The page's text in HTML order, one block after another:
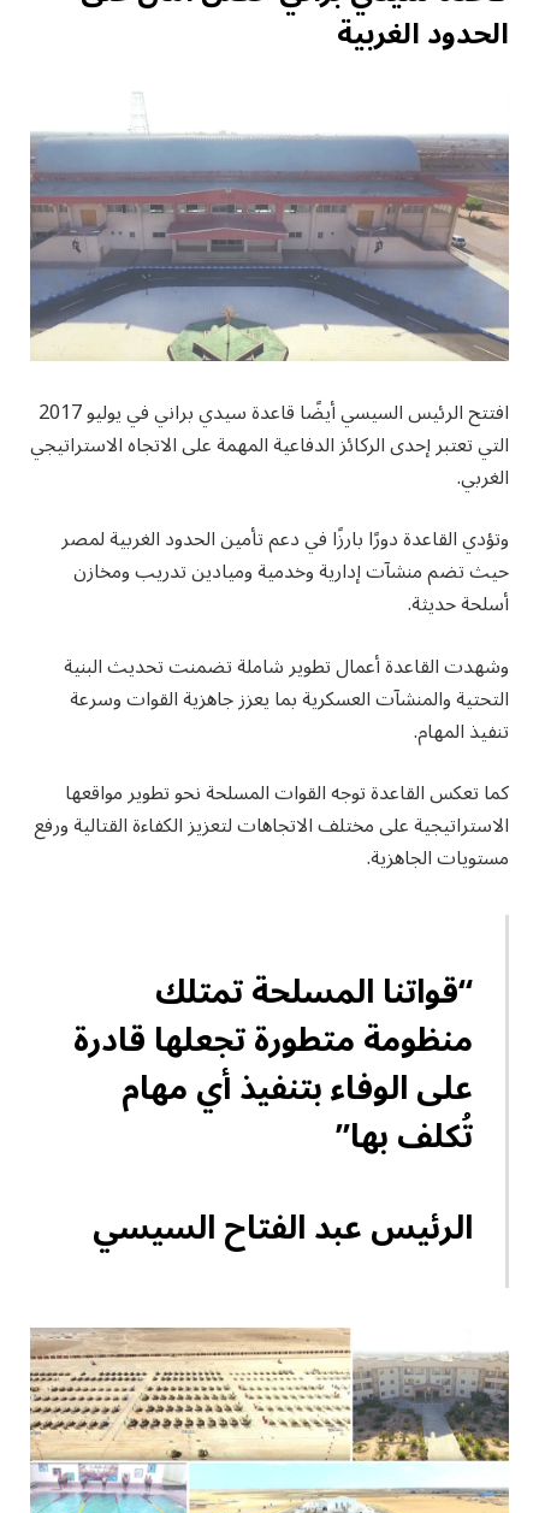
الحدود الغربية
افتتح الرئيس السيسي أيضًا قاعدة سيدي براني في يوليو 2017
التي تعتبر إحدى الركائز الدفاعية المهمة على الاتجاه الاستراتيجي
الغربي.
وتؤدي القاعدة دورًا بارزًا في دعم تأمين الحدود الغربية لمصر
حيث تضم منشآت إدارية وخدمية وميادين تدريب ومخازن
أسلحة حديثة.
وشهدت القاعدة أعمال تطوير شاملة تضمنت تحديث البنية
التحتية والمنشآت العسكرية بما يعزز جاهزية القوات وسرعة
تنفيذ المهام.
كما تعكس القاعدة توجه القوات المسلحة نحو تطوير مواقعها
الاستراتيجية على مختلف الاتجاهات لتعزيز الكفاءة القتالية ورفع
مستويات الجاهزية.
“قواتنا المسلحة تمتلك
منظومة متطورة تجعلها قادرة
على الوفاء بتنفيذ أي مهام
تُكلف بها”
الرئيس عبد الفتاح السيسي